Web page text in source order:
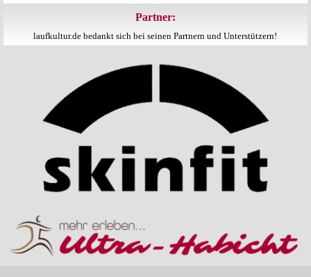
Partner:
laufkultur.de bedankt sich bei seinen Partnern und Unterstützern!